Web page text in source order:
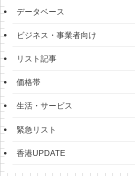
データベース
ビジネス・事業者向け
リスト記事
価格帯
生活・サービス
緊急リスト
香港UPDATE